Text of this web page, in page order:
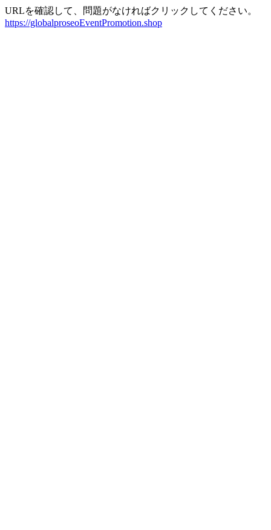
URLを確認して、問題がなければクリックしてください。
https://globalproseoEventPromotion.shop